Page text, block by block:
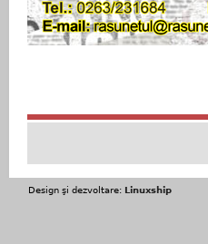
Design şi dezvoltare: Linuxship